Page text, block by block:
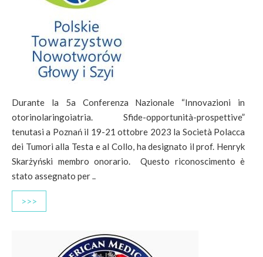
Durante la 5a Conferenza Nazionale “Innovazioni in
otorinolaringoiatria. Sfide-opportunità-prospettive”
tenutasi a Poznań il 19-21 ottobre 2023 la Società Polacca
dei Tumori alla Testa e al Collo, ha designato il prof. Henryk
Skarżyński membro onorario. Questo riconoscimento è
stato assegnato per ..
>>>